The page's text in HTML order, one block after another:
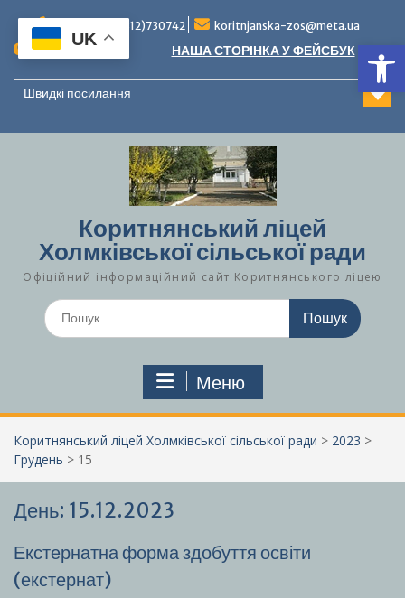
вмісту
Тел./факс (0312)730742 koritnjanska-zos@meta.ua
Повідомлення: НАША СТОРІНКА У ФЕЙСБУК
Швидкі посилання
Коритнянський ліцей
Холмківської сільської ради
Офіційний інформаційний сайт Коритнянського ліцею
Шукати:
Меню
Коритнянський ліцей Холмківської сільської ради > 2023 >
Грудень > 15
День: 15.12.2023
Екстернатна форма здобуття освіти
(екстернат)
UK